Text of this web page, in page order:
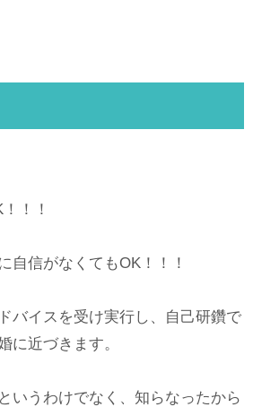
！！
自信がなくてもOK！！！
バイスを受け実行し、自己研鑽で
に近づきます。
いうわけでなく、知らなったから